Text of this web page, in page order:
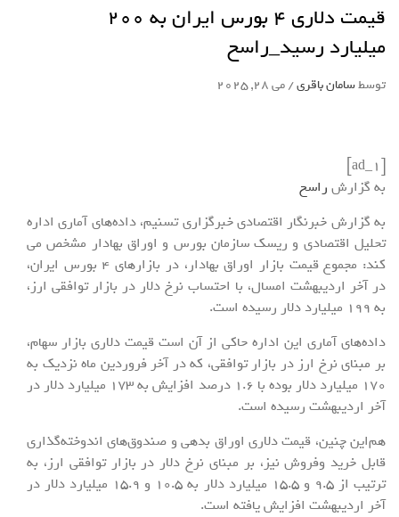
قیمت دلاری 4 بورس ایران به 200
میلیارد رسید_راسخ
توسطسامان باقری/می 28, 2025
[ad_1]
به گزارش راسخ
به گزارش خبرنگار اقتصادی خبرگزاری تسنیم، داده‌های آماری اداره
تحلیل اقتصادی و ریسک سازمان بورس و اوراق بهادار مشخص می
کند: مجموع قیمت بازار اوراق بهادار، در بازارهای 4 بورس ایران،
در آخر اردیبهشت امسال، با احتساب نرخ دلار در بازار توافقی ارز،
به 199 میلیارد دلار رسیده است.
داده‌های آماری این اداره حاکی از آن است قیمت دلاری بازار سهام،
بر مبنای نرخ ارز در بازار توافقی، که در آخر فروردین ماه نزدیک به
170 میلیارد دلار بوده با 1.6 درصد افزایش به 173 میلیارد دلار در
آخر اردیبهشت رسیده است.
هم‌این چنین، قیمت دلاری اوراق بدهی و صندوق‌های اندوخته‌گذاری
قابل خرید وفروش نیز، بر مبنای نرخ دلار در بازار توافقی ارز، به
ترتیب از 9.5 و 15.5 میلیارد دلار به 10.5 و 15.9 میلیارد دلار در
آخر اردیبهشت افزایش یافته است.